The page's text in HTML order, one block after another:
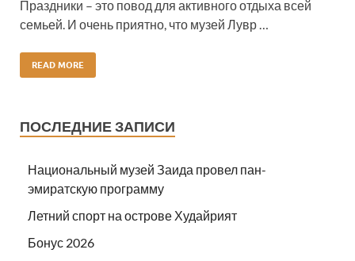
Праздники – это повод для активного отдыха всей
семьей. И очень приятно, что музей Лувр …
READ MORE
ПОСЛЕДНИЕ ЗАПИСИ
Национальный музей Заида провел пан-
эмиратскую программу
Летний спорт на острове Худайрият
Бонус 2026